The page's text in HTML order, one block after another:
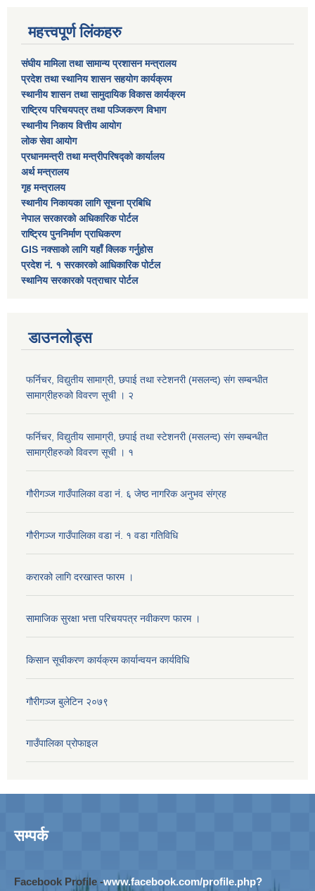
महत्त्वपूर्ण लिंकहरु
संघीय मामिला तथा सामान्य प्रशासन मन्त्रालय
प्रदेश तथा स्थानिय शासन सहयोग कार्यक्रम
स्थानीय शासन तथा सामुदायिक विकास कार्यक्रम
राष्ट्रिय परिचयपत्र तथा पञ्जिकरण विभाग
स्थानीय निकाय वित्तीय आयोग
लोक सेवा आयोग
प्रधानमन्त्री तथा मन्त्रीपरिषद्को कार्यालय
अर्थ मन्त्रालय
गृह मन्त्रालय
स्थानीय निकायका लागि सूचना प्रबिधि
नेपाल सरकारको अधिकारिक पोर्टल
राष्ट्रिय पुननिर्माण प्राधिकरण
GIS नक्साको लागि यहाँ क्लिक गर्नुहोस
प्रदेश नं. १ सरकारको आधिकारिक पोर्टल
स्थानिय सरकारको पत्राचार पोर्टल
डाउनलोड्स
फर्निचर, विद्युतीय सामाग्री, छपाई तथा स्टेशनरी (मसलन्द) संग सम्बन्धीत
सामाग्रीहरुको विवरण सूची । २
फर्निचर, विद्युतीय सामाग्री, छपाई तथा स्टेशनरी (मसलन्द) संग सम्बन्धीत
सामाग्रीहरुको विवरण सूची । १
गौरीगञ्‍ज गाउँपालिका वडा नं. ६ जेष्ठ नागरिक अनुभव संग्रह
गौरीगञ्‍ज गाउँपालिका वडा नं. १ वडा गतिविधि
करारको लागि दरखास्त फारम ।
सामाजिक सुरक्षा भत्ता परिचयपत्र नवीकरण फारम ।
किसान सूचीकरण कार्यक्रम कार्यान्वयन कार्यविधि
गौरीगञ्‍ज बुलेटिन २०७९
गाउँपालिका प्रोफाइल
सम्पर्क
Facebook Profile -www.facebook.com/profile.php?